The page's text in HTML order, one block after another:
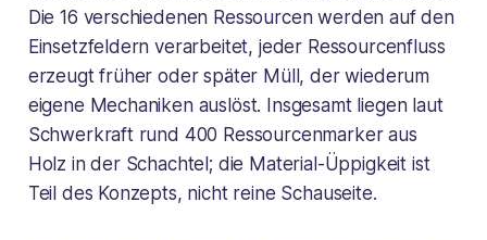
Die 16 verschiedenen Ressourcen werden auf den
Einsetzfeldern verarbeitet, jeder Ressourcenfluss
erzeugt früher oder später Müll, der wiederum
eigene Mechaniken auslöst. Insgesamt liegen laut
Schwerkraft rund 400 Ressourcenmarker aus
Holz in der Schachtel; die Material-Üppigkeit ist
Teil des Konzepts, nicht reine Schauseite.